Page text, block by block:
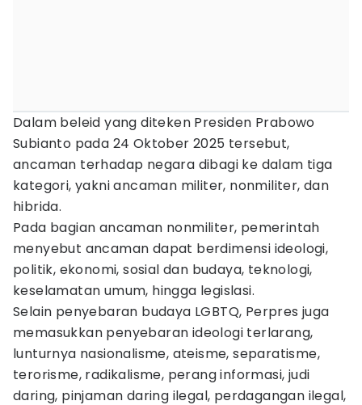
Dalam beleid yang diteken Presiden Prabowo
Subianto pada 24 Oktober 2025 tersebut,
ancaman terhadap negara dibagi ke dalam tiga
kategori, yakni ancaman militer, nonmiliter, dan
hibrida.
Pada bagian ancaman nonmiliter, pemerintah
menyebut ancaman dapat berdimensi ideologi,
politik, ekonomi, sosial dan budaya, teknologi,
keselamatan umum, hingga legislasi.
Selain penyebaran budaya LGBTQ, Perpres juga
memasukkan penyebaran ideologi terlarang,
lunturnya nasionalisme, ateisme, separatisme,
terorisme, radikalisme, perang informasi, judi
daring, pinjaman daring ilegal, perdagangan ilegal,